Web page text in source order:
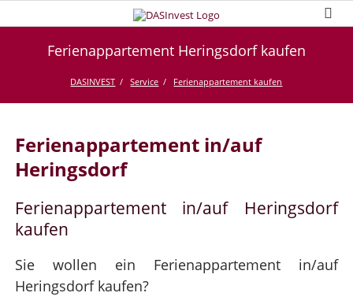
Ferienappartement Heringsdorf kaufen
DASINVEST Service Ferienappartement kaufen
Ferienappartement in/auf
Heringsdorf
Ferienappartement in/auf Heringsdorf
kaufen
Sie wollen ein Ferienappartement in/auf
Heringsdorf kaufen?